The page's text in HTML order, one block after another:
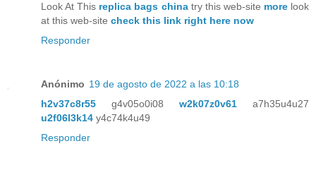
Look At This replica bags chinatry this web-site morelook
at this web-site check this link right here now
Responder
Anónimo 19 de agosto de 2022 a las 10:18
h2v37c8r55 g4v05o0i08 w2k07z0v61 a7h35u4u27
u2f06l3k14 y4c74k4u49
Responder